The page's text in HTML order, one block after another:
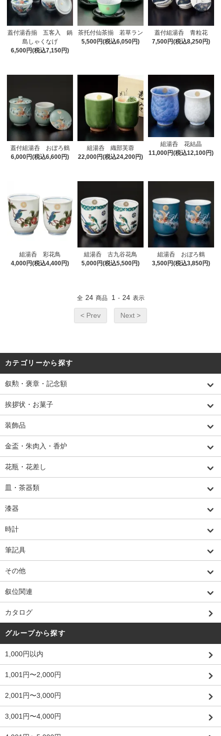
蓋付湯呑揃 五客入 鍋
島しゃくなげ
6,500円(税込7,150円)
茶托付仙茶揃 若草ラン
5,500円(税込6,050円)
蓋付組湯呑 青粒花
7,500円(税込8,250円)
蓋付組湯呑 おぼろ鶴
6,000円(税込6,600円)
組湯呑 織部芙蓉
22,000円(税込24,200円)
組湯呑 花結晶
11,000円(税込12,100円)
組湯呑 彩花鳥
4,000円(税込4,400円)
組湯呑 古九谷花鳥
5,000円(税込5,500円)
組湯呑 おぼろ鶴
3,500円(税込3,850円)
全 24 商品 1 - 24 表示
< Prev Next >
カテゴリーから探す
叙勲・褒章・記念額
挨拶状・お菓子
装飾品
金盃・朱肉入・香炉
花瓶・花差し
皿・茶器類
漆器
時計
筆記具
その他
叙位関連
カタログ
グループから探す
1,000円以内
1,001円〜2,000円
2,001円〜3,000円
3,001円〜4,000円